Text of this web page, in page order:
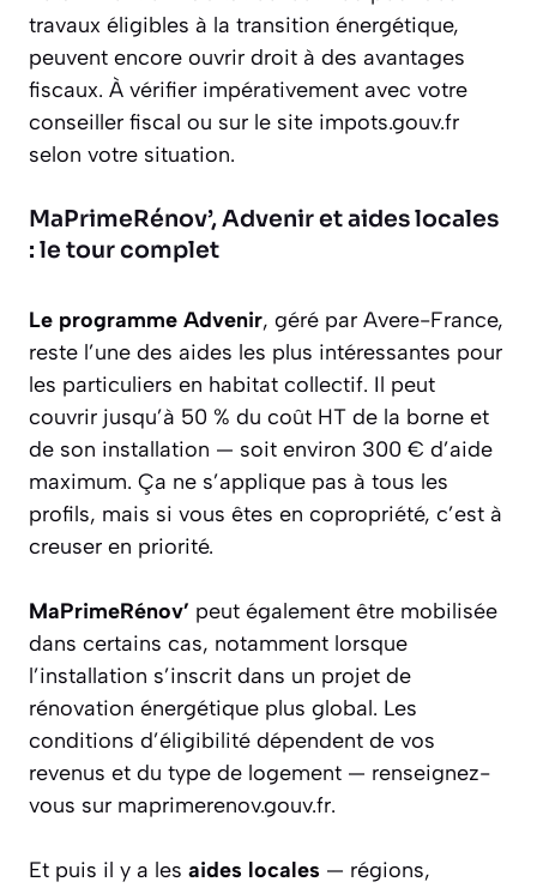
travaux éligibles à la transition énergétique,
peuvent encore ouvrir droit à des avantages
fiscaux. À vérifier impérativement avec votre
conseiller fiscal ou sur le site impots.gouv.fr
selon votre situation.
MaPrimeRénov’, Advenir et aides locales
: le tour complet
Le programme Advenir, géré par Avere-France,
reste l’une des aides les plus intéressantes pour
les particuliers en habitat collectif. Il peut
couvrir jusqu’à 50 % du coût HT de la borne et
de son installation — soit environ 300 € d’aide
maximum. Ça ne s’applique pas à tous les
profils, mais si vous êtes en copropriété, c’est à
creuser en priorité.
MaPrimeRénov’ peut également être mobilisée
dans certains cas, notamment lorsque
l’installation s’inscrit dans un projet de
rénovation énergétique plus global. Les
conditions d’éligibilité dépendent de vos
revenus et du type de logement — renseignez-
vous sur maprimerenov.gouv.fr.
Et puis il y a les aides locales — régions,